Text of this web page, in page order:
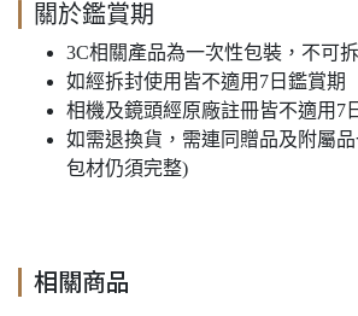
關於鑑賞期
3C相關產品為一次性包裝，不可
如經拆封使用皆不適用7日鑑賞期
相機及鏡頭經原廠註冊皆不適用7
如需退換貨，需連同贈品及附屬
包材仍須完整)
相關商品